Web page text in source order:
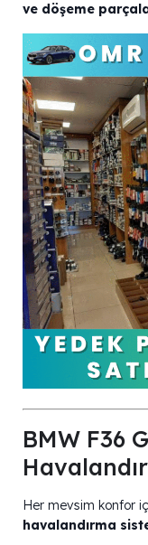
ve döşeme
BMW F36
Her mevsim konfor
havalandırma